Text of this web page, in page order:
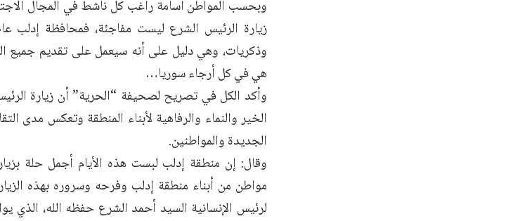
وبحسب المواطن أسامة راغب كل ناشط في المجال
زيارة الرئيس الشرع ليست مفاجئة، فمحافظة إدلب
وذكريات، وهي دليل على أنه سيعمل على تقديم جميع
هي في كل أرجاء سوريا…
وأكد الكل في تصريح لصحيفة “الحرية” أن زيارة
الخير والنماء والرفاهية لأبناء المنطقة وتعكس مدى
الجديدة والمواطنين.
وقال: إن منطقة إدلب لبست هذه الأيام أجمل حلة
مواطن من أبناء منطقة إدلب وفرحه وسروره بهذه
لرئيس الإنسانية السيد أحمد الشرع حفظه الله، الذي